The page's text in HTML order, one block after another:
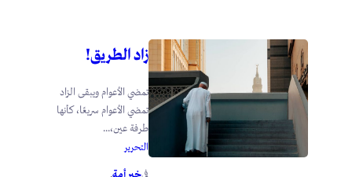
زاد الطريق!
تمضي الأعوام ويبقى الزاد
تمضي الأعوام سريعًا، كأنها
طرفة عين،...
التحرير